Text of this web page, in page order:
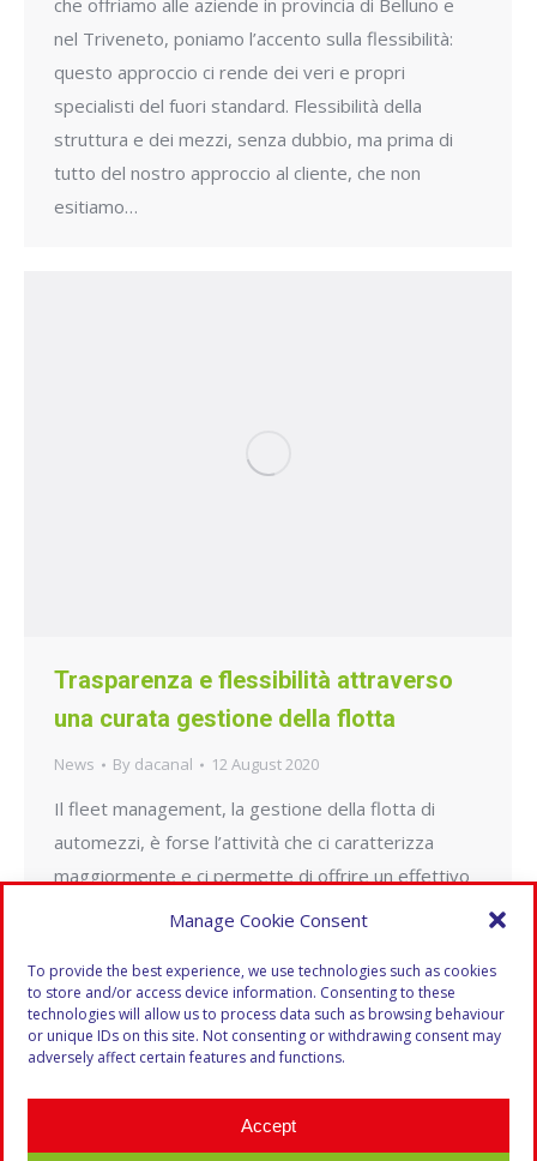
Manage Cookie Consent
To provide the best experience, we use technologies such as cookies
to store and/or access device information. Consenting to these
technologies will allow us to process data such as browsing behaviour
or unique IDs on this site. Not consenting or withdrawing consent may
adversely affect certain features and functions.
Accept
che offriamo alle aziende in provincia di Belluno e
nel Triveneto, poniamo l’accento sulla flessibilità:
questo approccio ci rende dei veri e propri
specialisti del fuori standard. Flessibilità della
struttura e dei mezzi, senza dubbio, ma prima di
tutto del nostro approccio al cliente, che non
esitiamo…
Trasparenza e flessibilità attraverso
una curata gestione della flotta
News By dacanal 12 August 2020
Il fleet management, la gestione della flotta di
automezzi, è forse l’attività che ci caratterizza
maggiormente e ci permette di offrire un effettivo
plusvalore ai nostri clienti. La otteniamo attraverso
punto di partenza sono i dati, e quindi i software
per raccoglierli. Non si tratta di un…